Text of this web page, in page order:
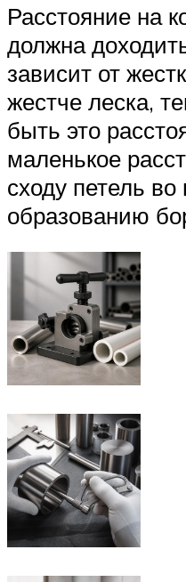
Расстояние на
должна
зависит от
жестче леска,
быть это
маленькое
сходу петель
образованию